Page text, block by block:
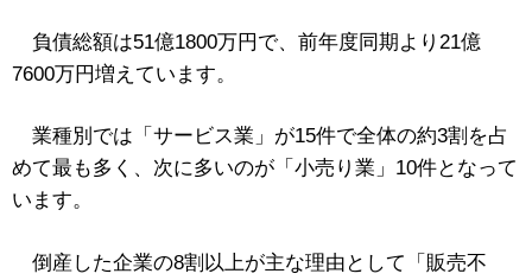
負債総額は51億1800万円で、前年度同期より21億
7600万円増えています。
業種別では「サービス業」が15件で全体の約3割を占
めて最も多く、次に多いのが「小売り業」10件となって
います。
倒産した企業の8割以上が主な理由として「販売不